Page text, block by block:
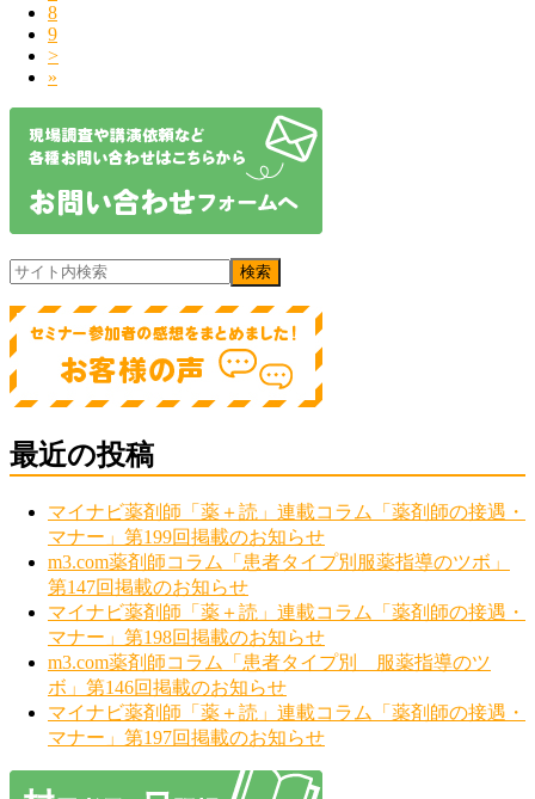
8
9
>
»
最近の投稿
マイナビ薬剤師「薬＋読」連載コラム「薬剤師の接遇・
マナー」第199回掲載のお知らせ
m3.com薬剤師コラム「患者タイプ別服薬指導のツボ」
第147回掲載のお知らせ
マイナビ薬剤師「薬＋読」連載コラム「薬剤師の接遇・
マナー」第198回掲載のお知らせ
m3.com薬剤師コラム「患者タイプ別 服薬指導のツ
ボ」第146回掲載のお知らせ
マイナビ薬剤師「薬＋読」連載コラム「薬剤師の接遇・
マナー」第197回掲載のお知らせ